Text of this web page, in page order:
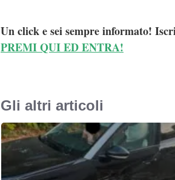
Un click e sei sempre informato!
PREMI QUI ED ENTRA!
Gli altri articoli